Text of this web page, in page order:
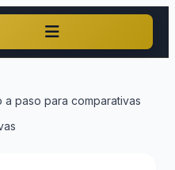
a paso para comparativas